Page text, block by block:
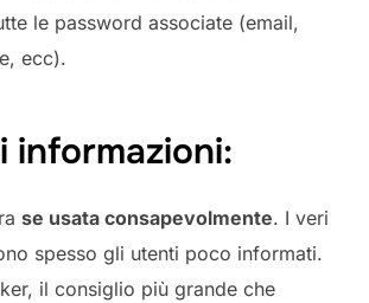
le password associate (email,
ecc).
informazioni:
se usata consapevolmente. I veri
spesso gli utenti poco informati.
il consiglio più grande che